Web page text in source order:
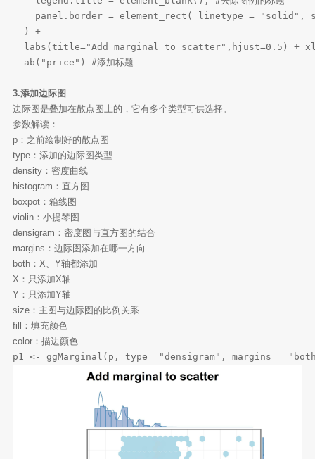
panel.border = element_rect( linetype = "solid", size
) +
labs(title="Add marginal to scatter",hjust=0.5) +
ab("price") #添加标题
3.添加边际图
边际图是叠加在散点图上的，它有多个类型可供选择。
参数解读：
p：之前绘制好的散点图
type：添加的边际图类型
density：密度曲线
histogram：直方图
boxpot：箱线图
violin：小提琴图
densigram：密度图与直方图的结合
margins：边际图添加在哪一方向
both：X、Y轴都添加
X：只添加X轴
Y：只添加Y轴
size：主图与边际图的比例关系
fill：填充颜色
color：描边颜色
p1 <- ggMarginal(p, type ="densigram", margins =